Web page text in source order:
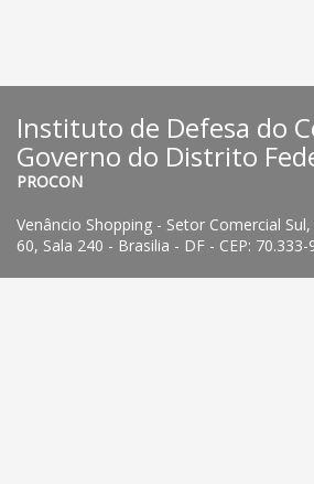
Instituto de Defesa do
Governo do Distrito
PROCON
Venâncio Shopping - Setor Comercial
60, Sala 240 - Brasilia - DF - CEP: